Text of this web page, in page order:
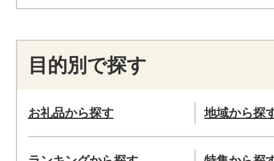
目的別で探す
お礼品から探す 地域から探